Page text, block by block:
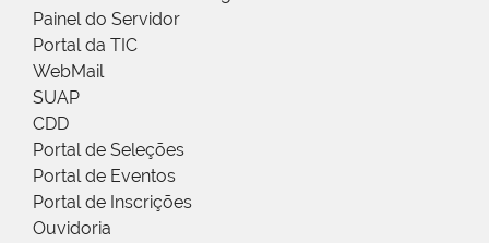
Painel do Servidor
Portal da TIC
WebMail
SUAP
CDD
Portal de Seleções
Portal de Eventos
Portal de Inscrições
Ouvidoria